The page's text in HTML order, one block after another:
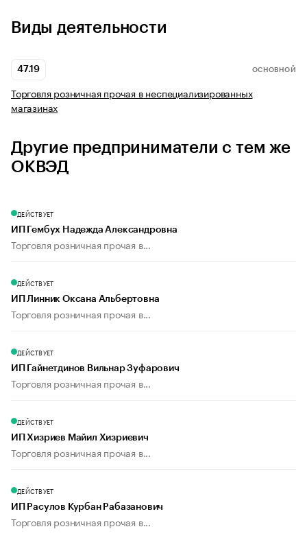
Виды деятельности
47.19 ОСНОВНОЙ
Торговля розничная прочая в неспециализированных
магазинах
Другие предприниматели с тем же
ОКВЭД
ДЕЙСТВУЕТ
ИП Гембух Надежда Александровна
Торговля розничная прочая в...
ДЕЙСТВУЕТ
ИП Линник Оксана Альбертовна
Торговля розничная прочая в...
ДЕЙСТВУЕТ
ИП Гайнетдинов Вильнар Зуфарович
Торговля розничная прочая в...
ДЕЙСТВУЕТ
ИП Хизриев Майил Хизриевич
Торговля розничная прочая в...
ДЕЙСТВУЕТ
ИП Расулов Курбан Рабазанович
Торговля розничная прочая в...